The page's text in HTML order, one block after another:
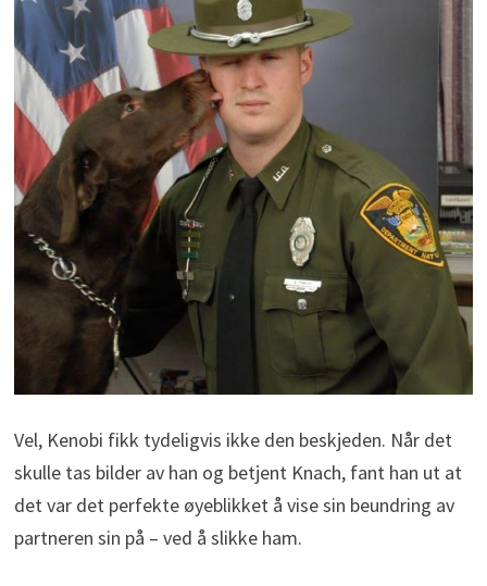
Vel, Kenobi fikk tydeligvis ikke den beskjeden. Når det
skulle tas bilder av han og betjent Knach, fant han ut at
det var det perfekte øyeblikket å vise sin beundring av
partneren sin på – ved å slikke ham.